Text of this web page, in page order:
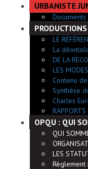
URBANISTE
LE
La
DE LA
LES
Contenu
Synthèse
Chartes
OPQU : QUI
QUI
LES
Règlement